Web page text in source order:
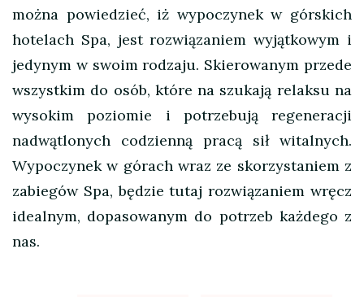
można powiedzieć, iż wypoczynek w górskich
hotelach Spa, jest rozwiązaniem wyjątkowym i
jedynym w swoim rodzaju. Skierowanym przede
wszystkim do osób, które na szukają relaksu na
wysokim poziomie i potrzebują regeneracji
nadwątlonych codzienną pracą sił witalnych.
Wypoczynek w górach wraz ze skorzystaniem z
zabiegów Spa, będzie tutaj rozwiązaniem wręcz
idealnym, dopasowanym do potrzeb każdego z
nas.